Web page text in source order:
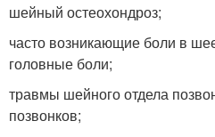
шейный остеохондроз;
часто возникающие боли в
головные боли;
травмы шейного отдела
позвонков;